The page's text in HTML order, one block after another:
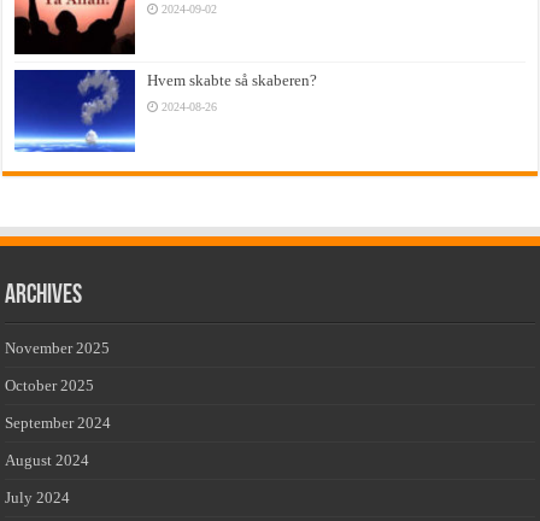
2024-09-02
Hvem skabte så skaberen?
2024-08-26
Archives
November 2025
October 2025
September 2024
August 2024
July 2024